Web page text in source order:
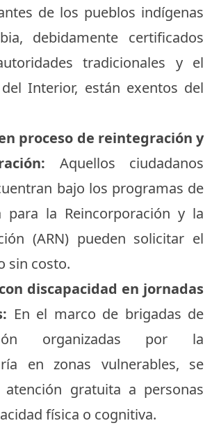
de los pueblos indígenas
debidamente certificados
tradicionales y el
Interior, están exentos del
proceso de reintegración y
Aquellos ciudadanos
bajo los programas de
para la Reincorporación y la
(ARN) pueden solicitar el
sin costo.
discapacidad en jornadas
En el marco de brigadas de
organizadas por la
en zonas vulnerables, se
gratuita a personas
física o cognitiva.